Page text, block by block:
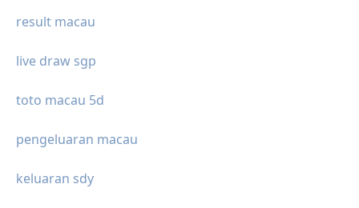
result macau
live draw sgp
toto macau 5d
pengeluaran macau
keluaran sdy